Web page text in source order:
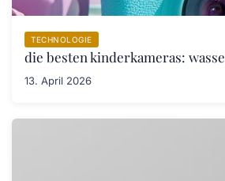
TECHNOLOGIE
die besten kinderkameras:
13. April 2026